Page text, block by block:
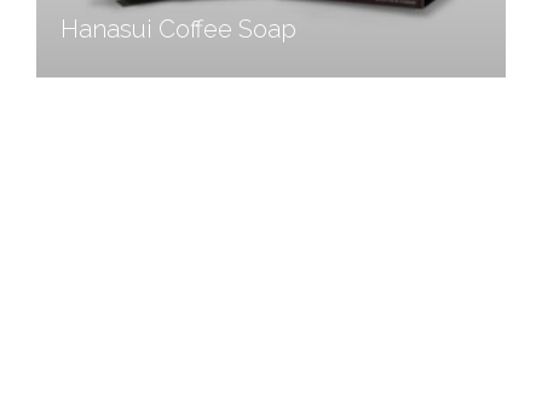
Hanasui Coffee Soap